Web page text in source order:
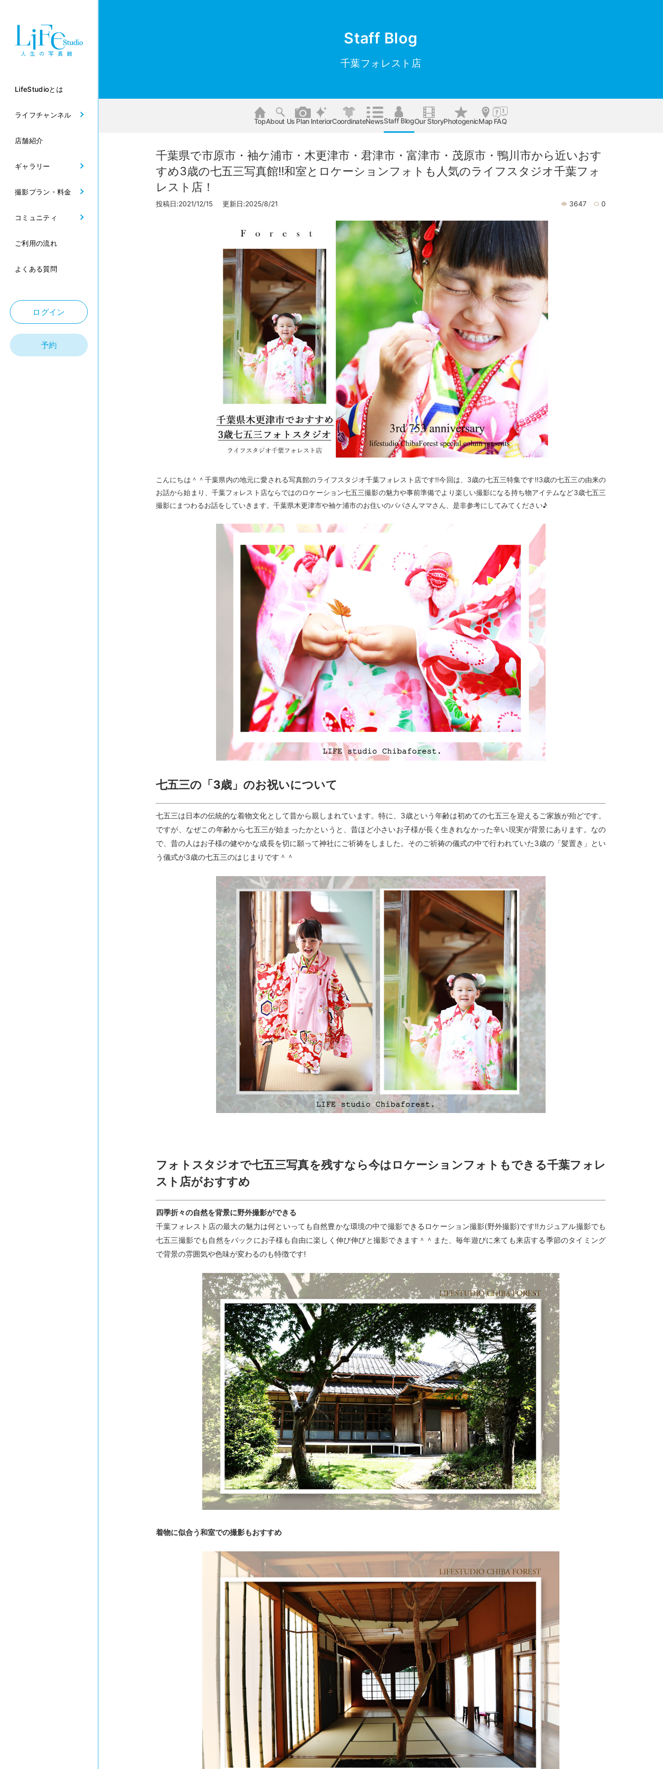
LifeStudioとは
ライフチャンネル
店舗紹介
ギャラリー
撮影プラン・料金
コミュニティ
ご利用の流れ
よくある質問
ログイン
予約
Staff Blog
千葉フォレスト店
TopAbout Us Plan InteriorCoordinateNewsStaff BlogOur StoryPhotogenicMap FAQ
千葉県で市原市・袖ケ浦市・木更津市・君津市・富津市・茂原市・鴨川市から近いおす
すめ3歳の七五三写真館!!和室とロケーションフォトも人気のライフスタジオ千葉フォ
レスト店！
投稿日:2021/12/15 更新日:2025/8/21 3647 0
こんにちは＾＾千葉県内の地元に愛される写真館のライフスタジオ千葉フォレスト店です!!今回は、3歳の七五三特集です!!3歳の七五三の由来の
お話から始まり、千葉フォレスト店ならではのロケーション七五三撮影の魅力や事前準備でより楽しい撮影になる持ち物アイテムなど3歳七五三
撮影にまつわるお話をしていきます。千葉県木更津市や袖ケ浦市のお住いのパパさんママさん、是非参考にしてみてください♪
七五三の「3歳」のお祝いについて
七五三は日本の伝統的な着物文化として昔から親しまれています。特に、3歳という年齢は初めての七五三を迎えるご家族が殆どです。
ですが、なぜこの年齢から七五三が始まったかというと、昔ほど小さいお子様が長く生きれなかった辛い現実が背景にあります。なの
で、昔の人はお子様の健やかな成長を切に願って神社にご祈祷をしました。そのご祈祷の儀式の中で行われていた3歳の「髪置き」とい
う儀式が3歳の七五三のはじまりです＾＾
フォトスタジオで七五三写真を残すなら今はロケーションフォトもできる千葉フォレ
スト店がおすすめ
四季折々の自然を背景に野外撮影ができる
千葉フォレスト店の最大の魅力は何といっても自然豊かな環境の中で撮影できるロケーション撮影(野外撮影)です!!カジュアル撮影でも
七五三撮影でも自然をバックにお子様も自由に楽しく伸び伸びと撮影できます＾＾また、毎年遊びに来ても来店する季節のタイミング
で背景の雰囲気や色味が変わるのも特徴です!
着物に似合う和室での撮影もおすすめ